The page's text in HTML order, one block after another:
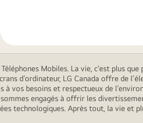
Mobiles. La vie, c’est plus
d’ordinateur, LG Canada offre de
vos besoins et respectueux de
engagés à offrir les
technologiques. Après tout, la vie et